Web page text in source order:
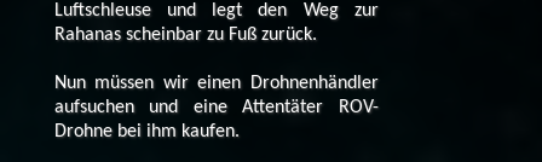
Luftschleuse und legt den Weg zur
Rahanas scheinbar zu Fuß zurück.
Nun müssen wir einen Drohnenhändler
aufsuchen und eine Attentäter ROV-
Drohne bei ihm kaufen.